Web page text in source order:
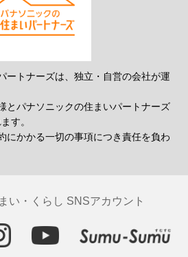
ートナーズは、独立・自営の会社が運
とパナソニックの住まいパートナーズ
す。
にかかる一切の事項につき責任を負わ
い・くらし SNSアカウント